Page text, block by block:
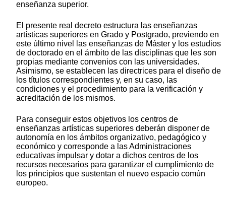
enseñanza superior.
El presente real decreto estructura las enseñanzas
artísticas superiores en Grado y Postgrado, previendo en
este último nivel las enseñanzas de Máster y los estudios
de doctorado en el ámbito de las disciplinas que les son
propias mediante convenios con las universidades.
Asimismo, se establecen las directrices para el diseño de
los títulos correspondientes y, en su caso, las
condiciones y el procedimiento para la verificación y
acreditación de los mismos.
Para conseguir estos objetivos los centros de
enseñanzas artísticas superiores deberán disponer de
autonomía en los ámbitos organizativo, pedagógico y
económico y corresponde a las Administraciones
educativas impulsar y dotar a dichos centros de los
recursos necesarios para garantizar el cumplimiento de
los principios que sustentan el nuevo espacio común
europeo.